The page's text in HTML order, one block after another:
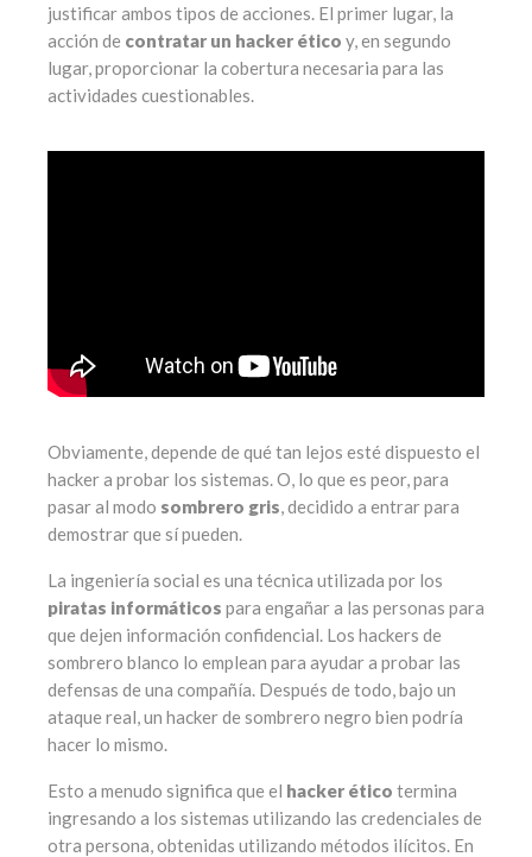
justificar ambos tipos de acciones. El primer lugar, la
acción de contratar un hacker ético y, en segundo
lugar, proporcionar la cobertura necesaria para las
actividades cuestionables.
Obviamente, depende de qué tan lejos esté dispuesto el
hacker a probar los sistemas. O, lo que es peor, para
pasar al modo sombrero gris, decidido a entrar para
demostrar que sí pueden.
La ingeniería social es una técnica utilizada por los
piratas informáticos para engañar a las personas para
que dejen información confidencial. Los hackers de
sombrero blanco lo emplean para ayudar a probar las
defensas de una compañía. Después de todo, bajo un
ataque real, un hacker de sombrero negro bien podría
hacer lo mismo.
Esto a menudo significa que el hacker ético termina
ingresando a los sistemas utilizando las credenciales de
otra persona, obtenidas utilizando métodos ilícitos. En